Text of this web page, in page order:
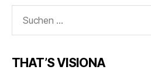
nach:
THAT’S VISIONA